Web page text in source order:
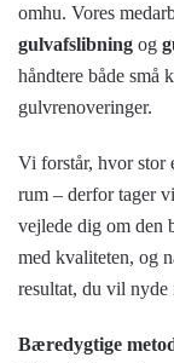
omhu. Vores
gulvafslibning og
håndtere både små
gulvrenoveringer.
Vi forstår, hvor stor
rum – derfor tager
vejlede dig om den
med kvaliteten, og
resultat, du vil nyde
Bæredygtige